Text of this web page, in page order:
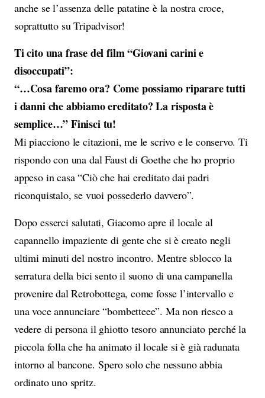
anche se l’assenza delle patatine è la nostra croce,
soprattutto su Tripadvisor!
Ti cito una frase del film “Giovani carini e
disoccupati”:
“…Cosa faremo ora? Come possiamo riparare tutti
i danni che abbiamo ereditato? La risposta è
semplice…” Finisci tu!
Mi piacciono le citazioni, me le scrivo e le conservo. Ti
rispondo con una dal Faust di Goethe che ho proprio
appeso in casa “Ciò che hai ereditato dai padri
riconquistalo, se vuoi possederlo davvero”.
Dopo esserci salutati, Giacomo apre il locale al
capannello impaziente di gente che si è creato negli
ultimi minuti del nostro incontro. Mentre sblocco la
serratura della bici sento il suono di una campanella
provenire dal Retrobottega, come fosse l’intervallo e
una voce annunciare “bombetteee”. Ma non riesco a
vedere di persona il ghiotto tesoro annunciato perché la
piccola folla che ha animato il locale si è già radunata
intorno al bancone. Spero solo che nessuno abbia
ordinato uno spritz.